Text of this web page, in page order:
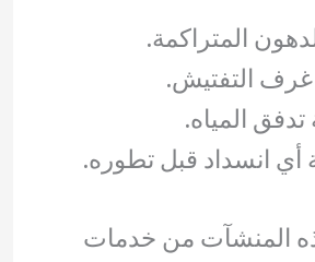
المتراكمة.
التفتيش.
تدفق المياه.
أي انسداد قبل تطوره.
المنشآت من خدمات